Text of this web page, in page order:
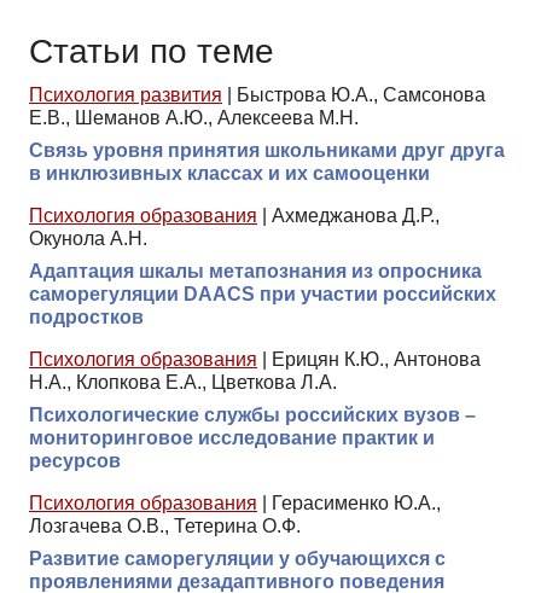
Статьи по теме
Психология развития
Быстрова Ю.А., Самсонова
Е.В., Шеманов А.Ю., Алексеева М.Н.
Связь уровня принятия школьниками друг друга
в инклюзивных классах и их самооценки
Психология образования
Ахмеджанова Д.Р.,
Окунола А.Н.
Адаптация шкалы метапознания из опросника
саморегуляции DAACS при участии российских
подростков
Психология образования
Ерицян К.Ю., Антонова
Н.А., Клопкова Е.А., Цветкова Л.А.
Психологические службы российских вузов –
мониторинговое исследование практик и
ресурсов
Психология образования
Герасименко Ю.А.,
Лозгачева О.В., Тетерина О.Ф.
Развитие саморегуляции у обучающихся с
проявлениями дезадаптивного поведения